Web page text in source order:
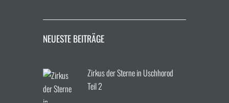
NEUESTE BEITRÄGE
Zirkus der Sterne in Uschhorod
Teil 2